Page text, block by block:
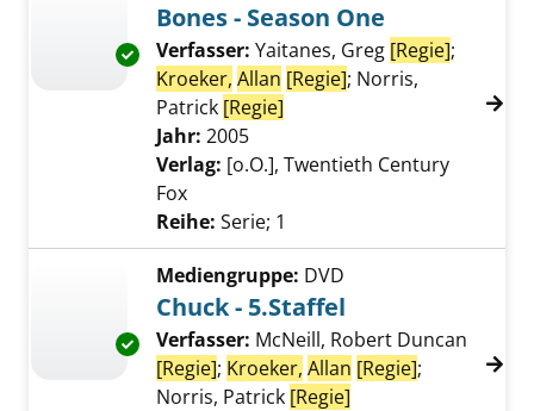
Exemplar-Details von Bones - Season One
Bones - Season One
Verfasser: Yaitanes, Greg [Regie];
Kroeker, Allan [Regie]; Norris,
Patrick [Regie] Suche nach diesem
Jahr: 2005
Verlag: [o.O.], Twentieth Century
Fox
Reihe: Serie; 1
Exemplar-Details von Chuck - 5.Staffel
Mediengruppe: DVD
Chuck - 5.Staffel
Verfasser: McNeill, Robert Duncan
[Regie]; Kroeker, Allan [Regie];
Norris, Patrick [Regie]